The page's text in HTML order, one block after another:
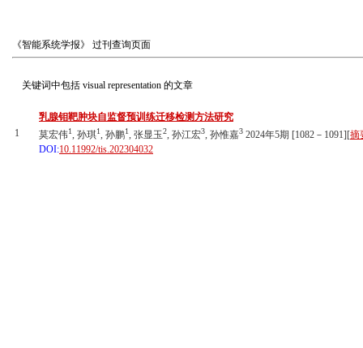
《智能系统学报》 过刊查询页面
关键词中包括 visual representation 的文章
1
乳腺钼靶肿块自监督预训练迁移检测方法研究
莫宏伟1, 孙琪1, 孙鹏1, 张显玉2, 孙江宏3, 孙惟嘉3 2024年5期 [1082－1091][摘
DOI:10.11992/tis.202304032